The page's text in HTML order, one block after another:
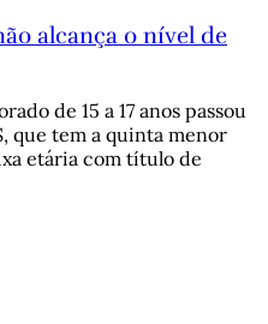
alcança o nível de
de 15 a 17 anos passou
que tem a quinta menor
etária com título de